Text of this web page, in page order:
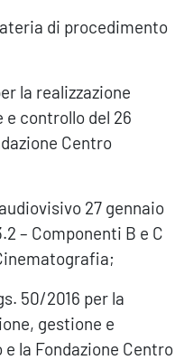
di procedimento
la realizzazione
controllo del 26
Centro
27 gennaio
– Componenti B e C
50/2016 per la
gestione e
la Fondazione Centro